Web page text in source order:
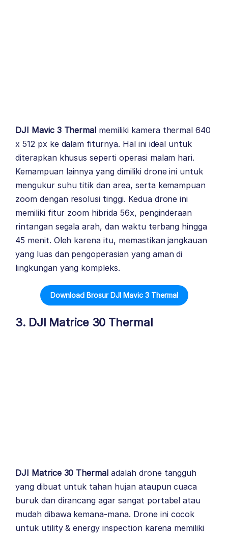
DJI Mavic 3 Thermal memiliki kamera thermal 640
x 512 px ke dalam fiturnya. Hal ini ideal untuk
diterapkan khusus seperti operasi malam hari.
Kemampuan lainnya yang dimiliki drone ini untuk
mengukur suhu titik dan area, serta kemampuan
zoom dengan resolusi tinggi. Kedua drone ini
memiliki fitur zoom hibrida 56x, penginderaan
rintangan segala arah, dan waktu terbang hingga
45 menit. Oleh karena itu, memastikan jangkauan
yang luas dan pengoperasian yang aman di
lingkungan yang kompleks.
Download Brosur DJI Mavic 3 Thermal
3. DJI Matrice 30 Thermal
DJI Matrice 30 Thermal adalah drone tangguh
yang dibuat untuk tahan hujan ataupun cuaca
buruk dan dirancang agar sangat portabel atau
mudah dibawa kemana-mana. Drone ini cocok
untuk utility & energy inspection karena memiliki